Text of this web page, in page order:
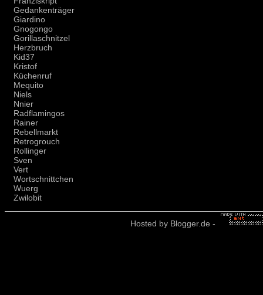
Gedankenträger
Giardino
Gnogongo
Gorillaschnitzel
Herzbruch
Kid37
Kristof
Küchenruf
Mequito
Niels
Nnier
Radflamingos
Rainer
Rebellmarkt
Retrogrouch
Rollinger
Sven
Vert
Wortschnittchen
Wuerg
Zwilobit
Hosted by Blogger.de -